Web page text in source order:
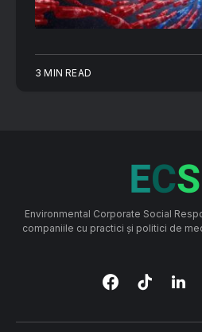
3 MIN READ
Environmental Corporate Social
companiile cu practici și politici de